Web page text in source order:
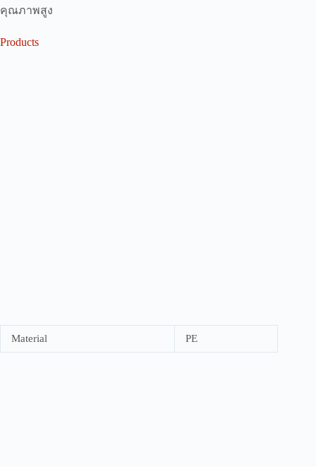
คุณภาพสูง
Products
Material PE